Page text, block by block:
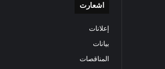
اشعارت
إعلانات
بيانات
المناقصات